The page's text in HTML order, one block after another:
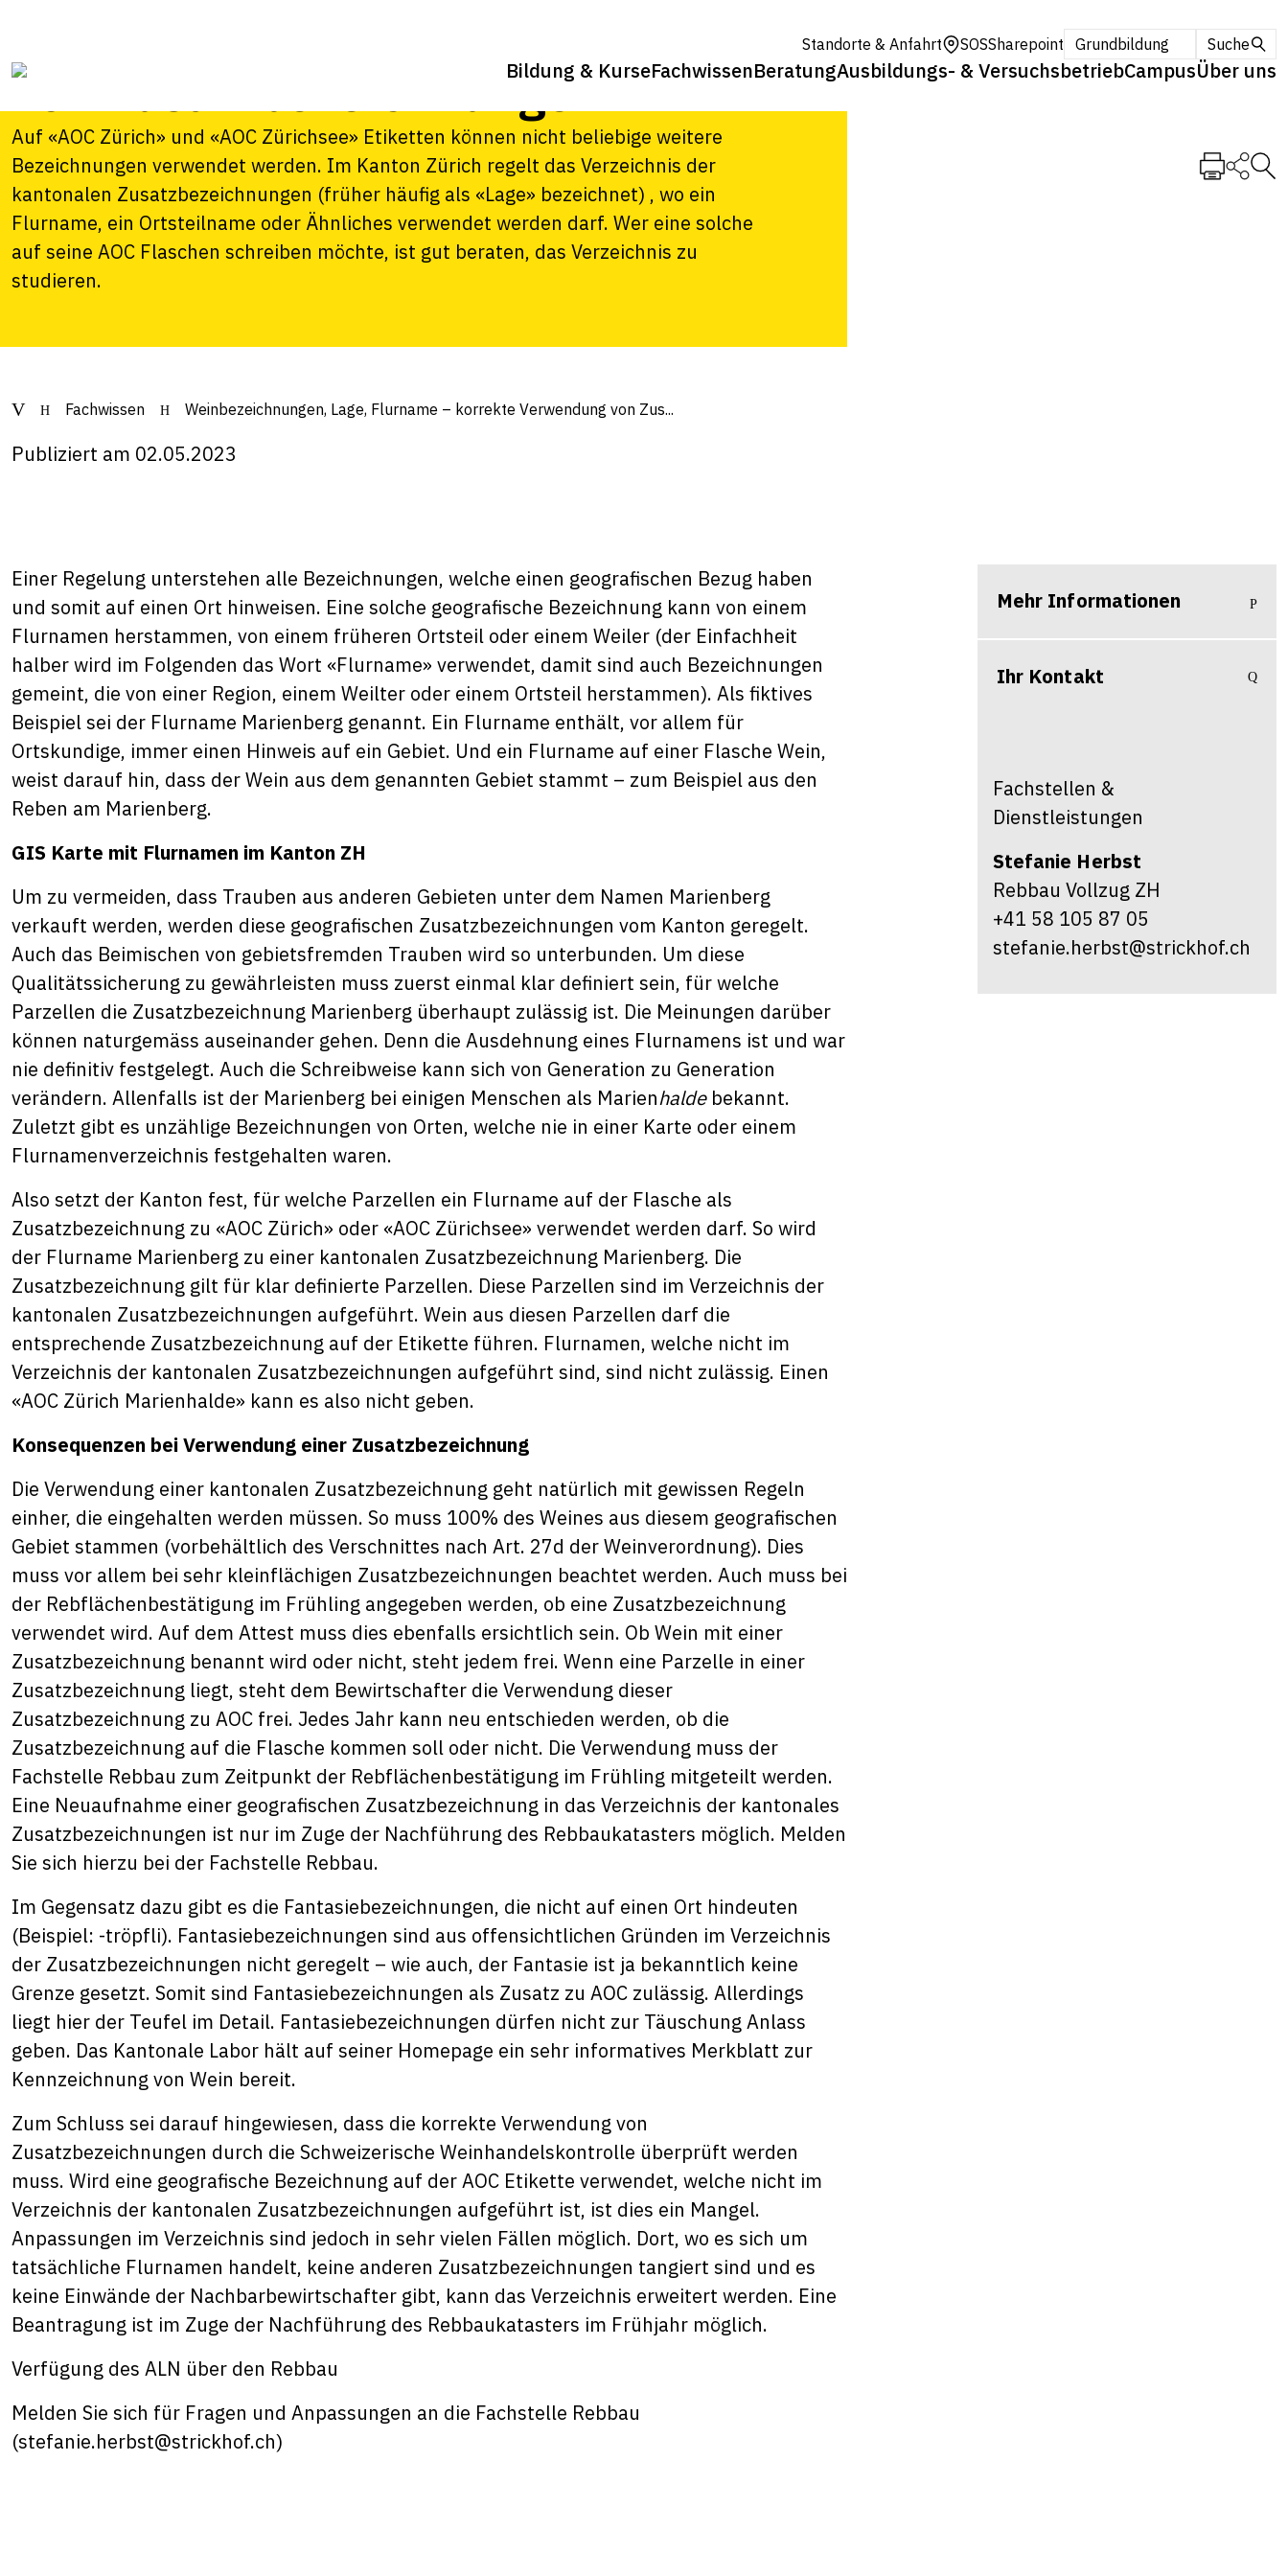
Standorte & Anfahrt SOSSharepoint Grundbildung Suche
Bildung & KurseFachwissenBeratungAusbildungs- & VersuchsbetriebCampusÜber uns
von Zusatzbezeichnungen
Auf «AOC Zürich» und «AOC Zürichsee» Etiketten können nicht beliebige weitere
Bezeichnungen verwendet werden. Im Kanton Zürich regelt das Verzeichnis der
kantonalen Zusatzbezeichnungen (früher häufig als «Lage» bezeichnet) , wo ein
Flurname, ein Ortsteilname oder Ähnliches verwendet werden darf. Wer eine solche
auf seine AOC Flaschen schreiben möchte, ist gut beraten, das Verzeichnis zu
studieren.
Fachwissen Weinbezeichnungen, Lage, Flurname – korrekte Verwendung von Zus...
Publiziert am 02.05.2023
Einer Regelung unterstehen alle Bezeichnungen, welche einen geografischen Bezug haben
und somit auf einen Ort hinweisen. Eine solche geografische Bezeichnung kann von einem
Flurnamen herstammen, von einem früheren Ortsteil oder einem Weiler (der Einfachheit
halber wird im Folgenden das Wort «Flurname» verwendet, damit sind auch Bezeichnungen
gemeint, die von einer Region, einem Weilter oder einem Ortsteil herstammen). Als fiktives
Beispiel sei der Flurname Marienberg genannt. Ein Flurname enthält, vor allem für
Ortskundige, immer einen Hinweis auf ein Gebiet. Und ein Flurname auf einer Flasche Wein,
weist darauf hin, dass der Wein aus dem genannten Gebiet stammt – zum Beispiel aus den
Reben am Marienberg.
GIS Karte mit Flurnamen im Kanton ZH
Um zu vermeiden, dass Trauben aus anderen Gebieten unter dem Namen Marienberg
verkauft werden, werden diese geografischen Zusatzbezeichnungen vom Kanton geregelt.
Auch das Beimischen von gebietsfremden Trauben wird so unterbunden. Um diese
Qualitätssicherung zu gewährleisten muss zuerst einmal klar definiert sein, für welche
Parzellen die Zusatzbezeichnung Marienberg überhaupt zulässig ist. Die Meinungen darüber
können naturgemäss auseinander gehen. Denn die Ausdehnung eines Flurnamens ist und war
nie definitiv festgelegt. Auch die Schreibweise kann sich von Generation zu Generation
verändern. Allenfalls ist der Marienberg bei einigen Menschen als Marienhaldebekannt.
Zuletzt gibt es unzählige Bezeichnungen von Orten, welche nie in einer Karte oder einem
Flurnamenverzeichnis festgehalten waren.
Also setzt der Kanton fest, für welche Parzellen ein Flurname auf der Flasche als
Zusatzbezeichnung zu «AOC Zürich» oder «AOC Zürichsee» verwendet werden darf. So wird
der Flurname Marienberg zu einer kantonalen Zusatzbezeichnung Marienberg. Die
Zusatzbezeichnung gilt für klar definierte Parzellen. Diese Parzellen sind im Verzeichnis der
kantonalen Zusatzbezeichnungen aufgeführt. Wein aus diesen Parzellen darf die
entsprechende Zusatzbezeichnung auf der Etikette führen. Flurnamen, welche nicht im
Verzeichnis der kantonalen Zusatzbezeichnungen aufgeführt sind, sind nicht zulässig. Einen
«AOC Zürich Marienhalde» kann es also nicht geben.
Konsequenzen bei Verwendung einer Zusatzbezeichnung
Die Verwendung einer kantonalen Zusatzbezeichnung geht natürlich mit gewissen Regeln
einher, die eingehalten werden müssen. So muss 100% des Weines aus diesem geografischen
Gebiet stammen (vorbehältlich des Verschnittes nach Art. 27d der Weinverordnung). Dies
muss vor allem bei sehr kleinflächigen Zusatzbezeichnungen beachtet werden. Auch muss bei
der Rebflächenbestätigung im Frühling angegeben werden, ob eine Zusatzbezeichnung
verwendet wird. Auf dem Attest muss dies ebenfalls ersichtlich sein. Ob Wein mit einer
Zusatzbezeichnung benannt wird oder nicht, steht jedem frei. Wenn eine Parzelle in einer
Zusatzbezeichnung liegt, steht dem Bewirtschafter die Verwendung dieser
Zusatzbezeichnung zu AOC frei. Jedes Jahr kann neu entschieden werden, ob die
Zusatzbezeichnung auf die Flasche kommen soll oder nicht. Die Verwendung muss der
Fachstelle Rebbau zum Zeitpunkt der Rebflächenbestätigung im Frühling mitgeteilt werden.
Eine Neuaufnahme einer geografischen Zusatzbezeichnung in das Verzeichnis der kantonales
Zusatzbezeichnungen ist nur im Zuge der Nachführung des Rebbaukatasters möglich. Melden
Sie sich hierzu bei der Fachstelle Rebbau.
Im Gegensatz dazu gibt es die Fantasiebezeichnungen, die nicht auf einen Ort hindeuten
(Beispiel: -tröpfli). Fantasiebezeichnungen sind aus offensichtlichen Gründen im Verzeichnis
der Zusatzbezeichnungen nicht geregelt – wie auch, der Fantasie ist ja bekanntlich keine
Grenze gesetzt. Somit sind Fantasiebezeichnungen als Zusatz zu AOC zulässig. Allerdings
liegt hier der Teufel im Detail. Fantasiebezeichnungen dürfen nicht zur Täuschung Anlass
geben. Das Kantonale Labor hält auf seiner Homepage ein sehr informatives Merkblatt zur
Kennzeichnung von Wein bereit.
Zum Schluss sei darauf hingewiesen, dass die korrekte Verwendung von
Zusatzbezeichnungen durch die Schweizerische Weinhandelskontrolle überprüft werden
muss. Wird eine geografische Bezeichnung auf der AOC Etikette verwendet, welche nicht im
Verzeichnis der kantonalen Zusatzbezeichnungen aufgeführt ist, ist dies ein Mangel.
Anpassungen im Verzeichnis sind jedoch in sehr vielen Fällen möglich. Dort, wo es sich um
tatsächliche Flurnamen handelt, keine anderen Zusatzbezeichnungen tangiert sind und es
keine Einwände der Nachbarbewirtschafter gibt, kann das Verzeichnis erweitert werden. Eine
Beantragung ist im Zuge der Nachführung des Rebbaukatasters im Frühjahr möglich.
Verfügung des ALN über den Rebbau
Melden Sie sich für Fragen und Anpassungen an die Fachstelle Rebbau
(stefanie.herbst@strickhof.ch)
Mehr Informationen
Ihr Kontakt
Fachstellen &
Dienstleistungen
Stefanie Herbst
Rebbau Vollzug ZH
+41 58 105 87 05
stefanie.herbst@strickhof.ch